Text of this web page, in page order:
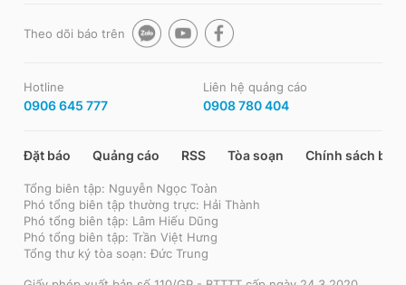
Theo dõi báo trên
Hotline
0906 645 777
Liên hệ quảng cáo
0908 780 404
Đặt báo Quảng cáo RSS Tòa soạn Chính sách bảo
Tổng biên tập: Nguyễn Ngọc Toàn
Phó tổng biên tập thường trực: Hải Thành
Phó tổng biên tập: Lâm Hiếu Dũng
Phó tổng biên tập: Trần Việt Hưng
Tổng thư ký tòa soạn: Đức Trung